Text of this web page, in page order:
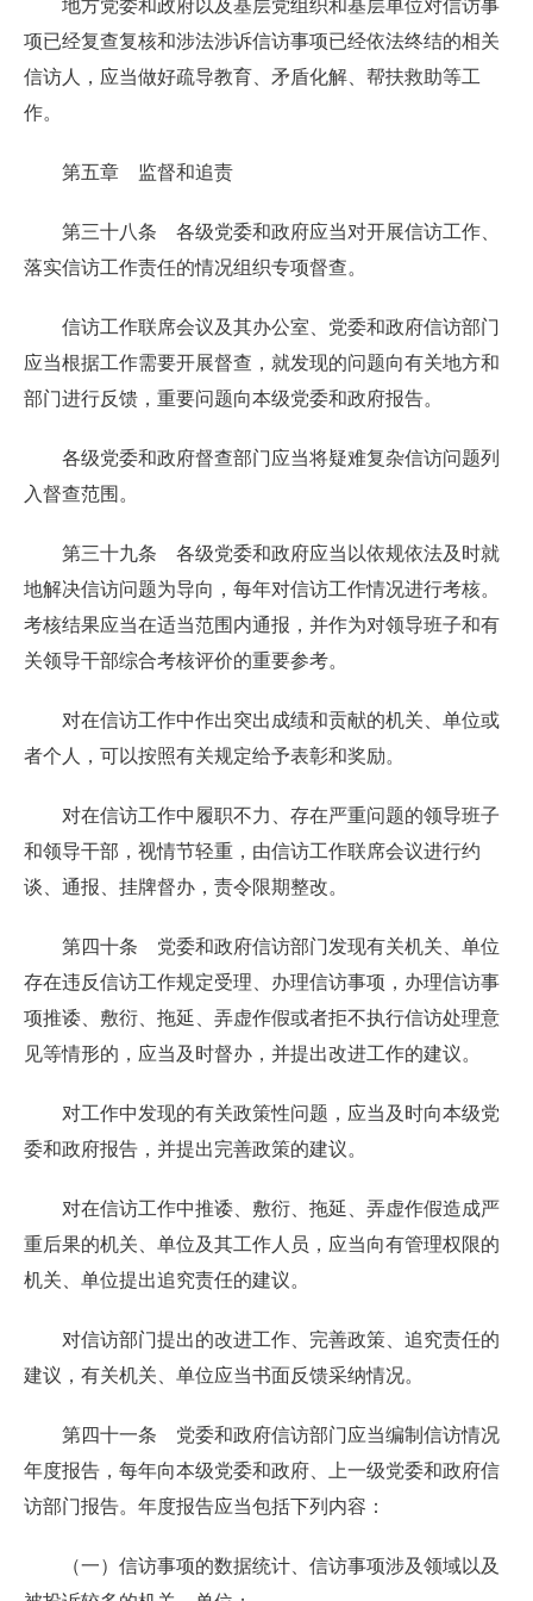
地方党委和政府以及基层党组织和基层单位对信访事
项已经复查复核和涉法涉诉信访事项已经依法终结的相关
信访人，应当做好疏导教育、矛盾化解、帮扶救助等工
作。
第五章 监督和追责
第三十八条 各级党委和政府应当对开展信访工作、
落实信访工作责任的情况组织专项督查。
信访工作联席会议及其办公室、党委和政府信访部门
应当根据工作需要开展督查，就发现的问题向有关地方和
部门进行反馈，重要问题向本级党委和政府报告。
各级党委和政府督查部门应当将疑难复杂信访问题列
入督查范围。
第三十九条 各级党委和政府应当以依规依法及时就
地解决信访问题为导向，每年对信访工作情况进行考核。
考核结果应当在适当范围内通报，并作为对领导班子和有
关领导干部综合考核评价的重要参考。
对在信访工作中作出突出成绩和贡献的机关、单位或
者个人，可以按照有关规定给予表彰和奖励。
对在信访工作中履职不力、存在严重问题的领导班子
和领导干部，视情节轻重，由信访工作联席会议进行约
谈、通报、挂牌督办，责令限期整改。
第四十条 党委和政府信访部门发现有关机关、单位
存在违反信访工作规定受理、办理信访事项，办理信访事
项推诿、敷衍、拖延、弄虚作假或者拒不执行信访处理意
见等情形的，应当及时督办，并提出改进工作的建议。
对工作中发现的有关政策性问题，应当及时向本级党
委和政府报告，并提出完善政策的建议。
对在信访工作中推诿、敷衍、拖延、弄虚作假造成严
重后果的机关、单位及其工作人员，应当向有管理权限的
机关、单位提出追究责任的建议。
对信访部门提出的改进工作、完善政策、追究责任的
建议，有关机关、单位应当书面反馈采纳情况。
第四十一条 党委和政府信访部门应当编制信访情况
年度报告，每年向本级党委和政府、上一级党委和政府信
访部门报告。年度报告应当包括下列内容：
（一）信访事项的数据统计、信访事项涉及领域以及